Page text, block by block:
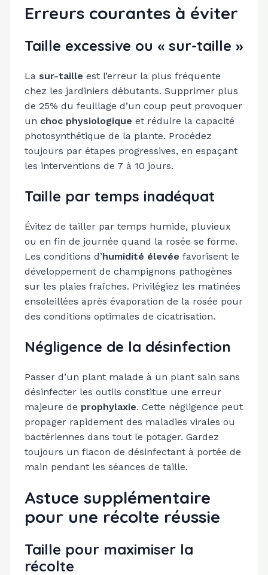
Erreurs courantes à éviter
Taille excessive ou « sur-taille »
La sur-taille est l’erreur la plus fréquente
chez les jardiniers débutants. Supprimer plus
de 25% du feuillage d’un coup peut provoquer
un choc physiologique et réduire la capacité
photosynthétique de la plante. Procédez
toujours par étapes progressives, en espaçant
les interventions de 7 à 10 jours.
Taille par temps inadéquat
Évitez de tailler par temps humide, pluvieux
ou en fin de journée quand la rosée se forme.
Les conditions d’humidité élevée favorisent le
développement de champignons pathogènes
sur les plaies fraîches. Privilégiez les matinées
ensoleillées après évaporation de la rosée pour
des conditions optimales de cicatrisation.
Négligence de la désinfection
Passer d’un plant malade à un plant sain sans
désinfecter les outils constitue une erreur
majeure de prophylaxie. Cette négligence peut
propager rapidement des maladies virales ou
bactériennes dans tout le potager. Gardez
toujours un flacon de désinfectant à portée de
main pendant les séances de taille.
Astuce supplémentaire
pour une récolte réussie
Taille pour maximiser la
récolte